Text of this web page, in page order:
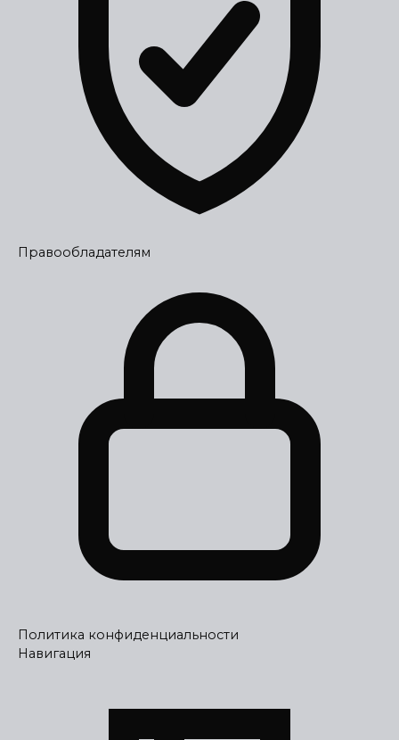
Правообладателям
Политика конфиденциальности
Навигация